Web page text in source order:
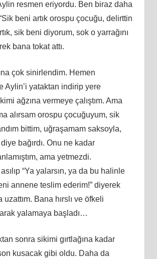
resmen eriyordu. Ben biraz daha
beni artık orospu çocuğu, delirttin
sik beni diyorum, sok o yarrağını
bana tokat attı.
çok sinirlendim. Hemen
Aylin’i yataktan indirip yere
ağzına vermeye çalıştım. Ama
alırsam orospu çocuğuyum, sik
bittim, uğraşamam saksoyla,
diye bağırdı. Onu ne kadar
ama yetmezdi.
“Ya yalarsın, ya da bu halinle
annene teslim ederim!” diyerek
uzattım. Bana hırslı ve öfkeli
yalamaya başladı…
sonra sikimi gırtlağına kadar
kusacak gibi oldu. Daha da